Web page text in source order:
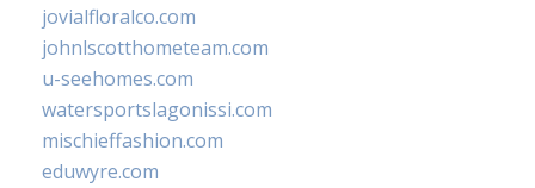
jovialfloralco.com
johnlscotthometeam.com
u-seehomes.com
watersportslagonissi.com
mischieffashion.com
eduwyre.com